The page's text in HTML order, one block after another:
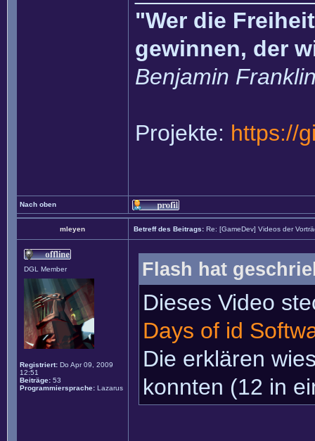
"Wer die
gewinnen, der
Benjamin
Projekte: https://
Nach oben
mleyen Betreff des Beitrags: Re: [GameDev] Videos der
DGL Member
Registriert: Do Apr 09, 2009
12:51
Beiträge: 53
Programmiersprache: Lazarus
Flash hat
Dieses Video
Days of id
Die erklären
konnten (12 in